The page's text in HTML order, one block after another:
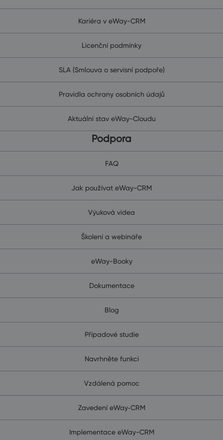
Kariéra v eWay-CRM
Licenční podmínky
SLA (Smlouva o servisní podpoře)
Pravidla ochrany osobních údajů
Aktuální stav eWay-Cloudu
Podpora
FAQ
Jak používat eWay-CRM
Výuková videa
Školení a webináře
eWay-Booky
Dokumentace
Blog
Případové studie
Navrhněte funkci
Vzdálená pomoc
Zavedení eWay‑CRM
Implementace eWay-CRM